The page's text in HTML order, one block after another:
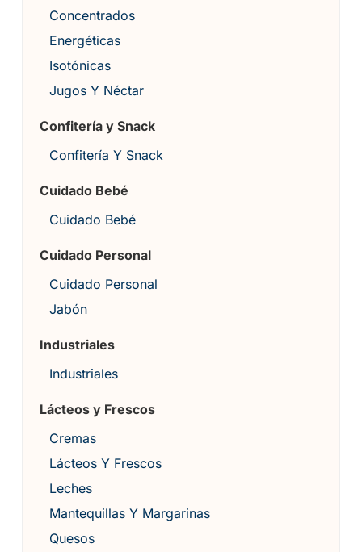
Concentrados
Energéticas
Isotónicas
Jugos Y Néctar
Confitería y Snack
Confitería Y Snack
Cuidado Bebé
Cuidado Bebé
Cuidado Personal
Cuidado Personal
Jabón
Industriales
Industriales
Lácteos y Frescos
Cremas
Lácteos Y Frescos
Leches
Mantequillas Y Margarinas
Quesos